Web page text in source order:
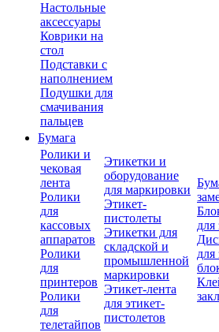
Настольные
аксессуары
Коврики на
стол
Подставки с
наполнением
Подушки для
смачивания
пальцев
Бумага
Ролики и
чековая
лента
Ролики
для
кассовых
аппаратов
Ролики
для
принтеров
Ролики
для
телетайпов
Этикетки и
оборудование
для маркировки
Этикет-
пистолеты
Этикетки для
складской и
промышленной
маркировки
Этикет-лента
для этикет-
пистолетов
для
для